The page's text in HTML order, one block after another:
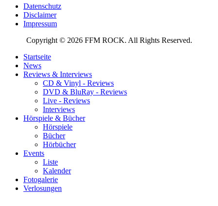
Datenschutz
Disclaimer
Impressum
Copyright © 2026 FFM ROCK. All Rights Reserved.
Startseite
News
Reviews & Interviews
CD & Vinyl - Reviews
DVD & BluRay - Reviews
Live - Reviews
Interviews
Hörspiele & Bücher
Hörspiele
Bücher
Hörbücher
Events
Liste
Kalender
Fotogalerie
Verlosungen